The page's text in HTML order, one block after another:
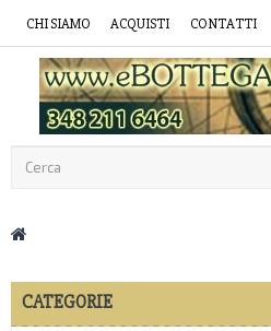
CHI SIAMO ACQUISTI CONTATTI
CATEGORIE